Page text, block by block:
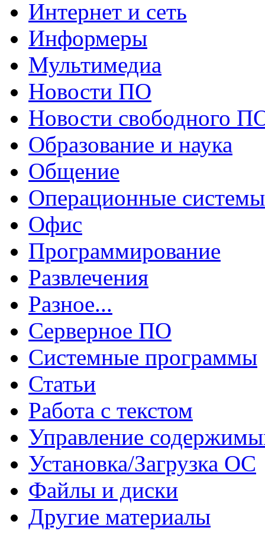
Интернет и сеть
Информеры
Мультимедиа
Новости ПО
Новости свободного
Образование и наука
Общение
Операционные системы
Офис
Программирование
Развлечения
Разное...
Серверное ПО
Системные программы
Статьи
Работа с текстом
Управление
Установка/Загрузка ОС
Файлы и диски
Другие материалы